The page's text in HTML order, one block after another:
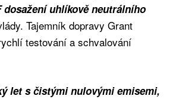
dosažení uhlíkově neutrálního
Tajemník dopravy Grant
testování a schvalování
let s čistými nulovými emisemi,